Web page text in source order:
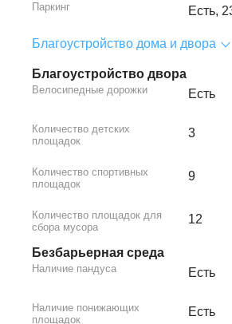
Паркинг Есть,
Благоустройство дома и двора
Благоустройство двора
Велосипедные дорожки Есть
Количество детских
площадок
3
Количество спортивных
площадок
9
Количество площадок для
сбора мусора
12
Безбарьерная среда
Наличие пандуса Есть
Наличие понижающих
площадок
Есть